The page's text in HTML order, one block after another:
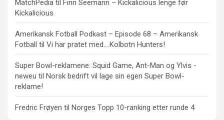
MatchPedia til Finn Seemann – Kickalicious lenge før
Kickalicious
Amerikansk Fotball Podkast – Episode 68 – Amerikansk
Fotball til Vi har pratet med….Kolbotn Hunters!
Super Bowl-reklamene: Squid Game, Ant-Man og Ylvis -
neweu til Norsk bedrift vil lage sin egen Super Bowl-
reklame!
Fredric Frøyen til Norges Topp 10-ranking etter runde 4